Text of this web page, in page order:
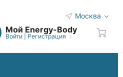
Москва
Мой Energy-Body
Войти| Регистрация